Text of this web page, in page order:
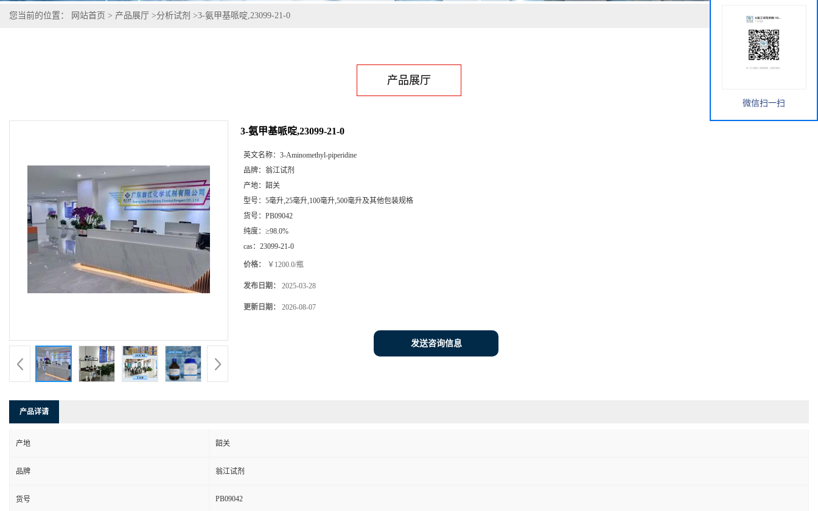
您当前的位置： 网站首页 > 产品展厅 >分析试剂 >3-氨甲基哌啶,23099-21-0
产品展厅
3-氨甲基哌啶,23099-21-0
英文名称： 3-Aminomethyl-piperidine
品牌： 翁江试剂
产地： 韶关
型号： 5毫升,25毫升,100毫升,500毫升及其他包装规格
货号： PB09042
纯度： ≥98.0%
cas： 23099-21-0
价格： ￥1200.0/瓶
发布日期： 2025-03-28
更新日期： 2026-08-07
发送咨询信息
产品详请
产地 韶关
品牌 翁江试剂
货号 PB09042
微信扫一扫